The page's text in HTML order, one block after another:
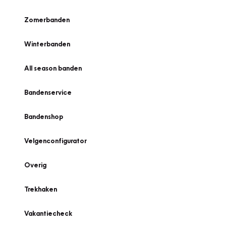
Zomerbanden
Winterbanden
All season banden
Bandenservice
Bandenshop
Velgenconfigurator
Overig
Trekhaken
Vakantiecheck